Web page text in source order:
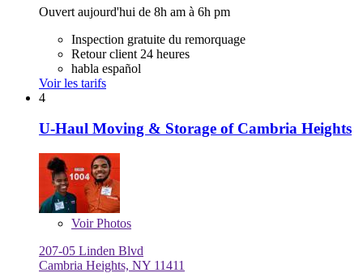
Ouvert aujourd'hui de 8h am à 6h pm
Inspection gratuite du remorquage
Retour client 24 heures
habla español
Voir les tarifs
4
U-Haul Moving & Storage of Cambria Heights
VoirPhotos
207-05 Linden Blvd
Cambria Heights, NY 11411